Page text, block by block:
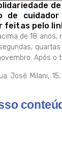
de
feitas pelo
de 18
Após o
José Milani,